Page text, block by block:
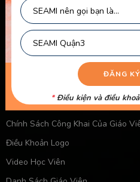
Điều khoản Dành cho HLV-Giáo Viên
Chính Sách Sử Dụng Cookie
Chính Sách Bảo Mật
Chính Sách Quyền Riêng Tư
Liên kết nhanh
Chính Sách Bảo Mật Của Trẻ Em
Chính Sách Công Khai Của Giáo
Điều Khoản Logo
Video Học Viên
*Điều kiện và điều